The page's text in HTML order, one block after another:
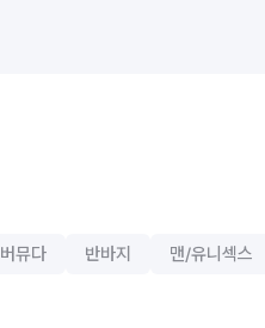
버뮤다 반바지 맨/유니섹스